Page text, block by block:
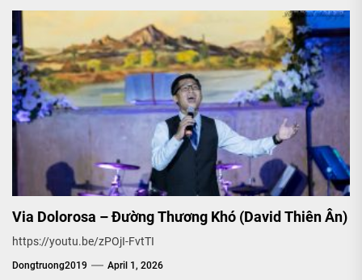
Via Dolorosa – Đường Thương Khó (David Thiên Ân)
https://youtu.be/zPOjI-FvtTI
Dongtruong2019 April 1, 2026